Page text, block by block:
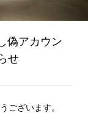
偽アカウン
せ
ございます。